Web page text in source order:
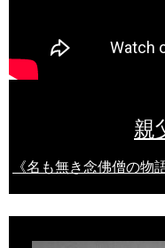
親
《名も無き念佛僧の物